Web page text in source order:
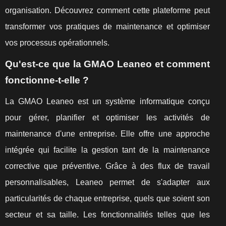
organisation. Découvrez comment cette plateforme peut
transformer vos pratiques de maintenance et optimiser
vos processus opérationnels.
Qu'est-ce que la GMAO Leaneo et comment
fonctionne-t-elle ?
La GMAO Leaneo est un système informatique conçu
pour gérer, planifier et optimiser les activités de
maintenance d'une entreprise. Elle offre une approche
intégrée qui facilite la gestion tant de la maintenance
corrective que préventive. Grâce à des flux de travail
personnalisables, Leaneo permet de s'adapter aux
particularités de chaque entreprise, quels que soient son
secteur et sa taille. Les fonctionnalités telles que les